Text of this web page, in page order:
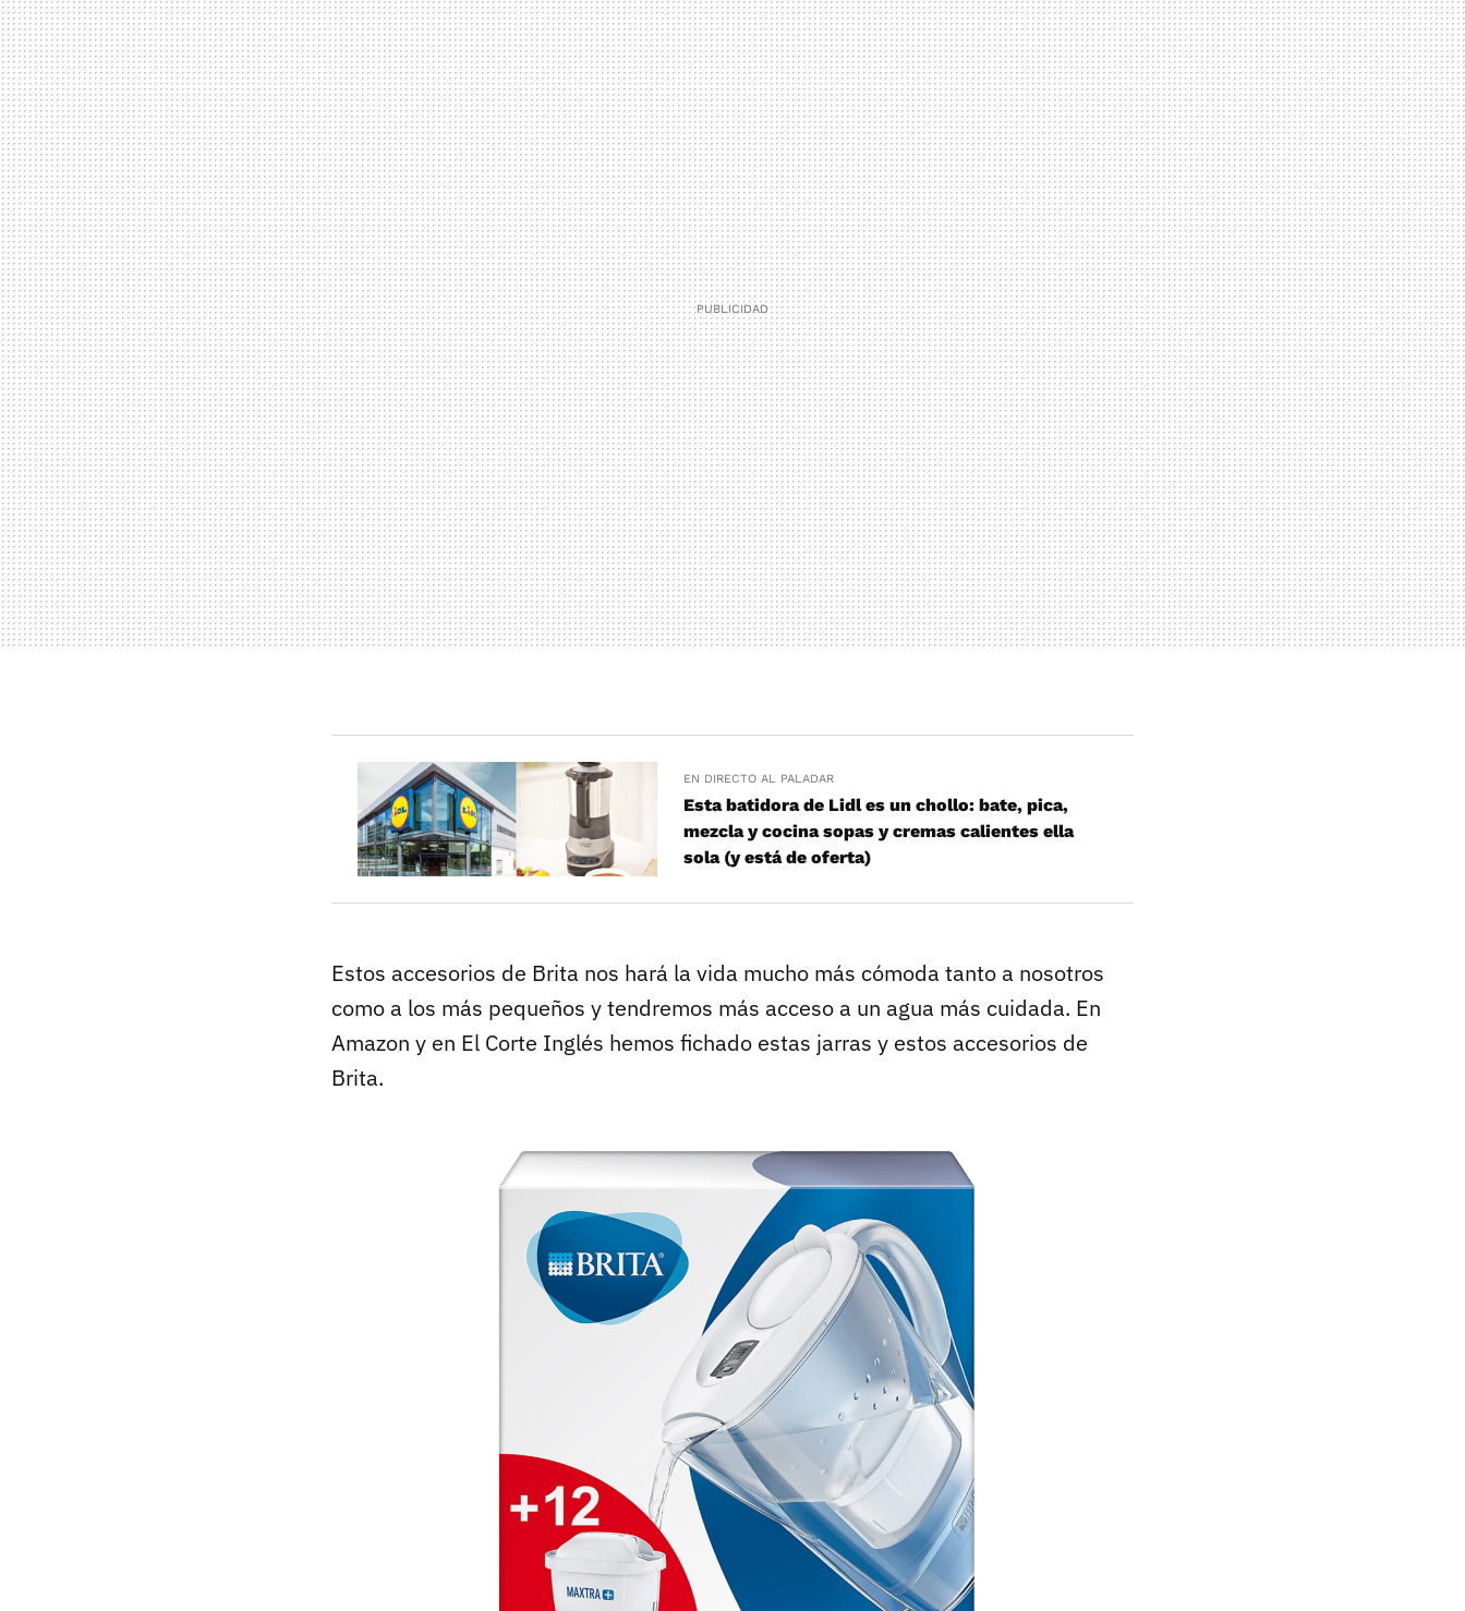
EN DIRECTO AL PALADAR
Esta batidora de Lidl es un chollo: bate, pica,
mezcla y cocina sopas y cremas calientes ella
sola (y está de oferta)
Estos accesorios de Brita nos hará la vida mucho más cómoda tanto a nosotros
como a los más pequeños y tendremos más acceso a un agua más cuidada. En
Amazon y en El Corte Inglés hemos fichado estas jarras y estos accesorios de
Brita.